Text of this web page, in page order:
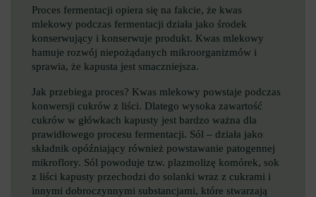
Proces fermentacji opiera się na fakcie, że kwas
mlekowy podczas fermentacji działa jako środek
konserwujący i konserwuje produkt. Kwas mlekowy
hamuje rozwój niepożądanych mikroorganizmów i
sprawia, że ​​kapusta jest smaczniejsza.
Jak przebiega proces? Kwas mlekowy powstaje podczas
konwersji cukrów z liści. Dlatego wysoka zawartość
cukrów w główkach kapusty jest bardzo ważna dla
prawidłowego procesu fermentacji. Sól – działa jako
składnik opóźniający również powstawanie patogennej
mikroflory. Sól powoduje tzw. plazmolizę komórek, sok
z liści kapusty przechodzi do solanki wraz z cukrami i
innymi dobroczynnymi substancjami, które stwarzają